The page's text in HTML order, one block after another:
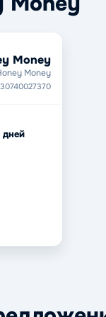
Money
Money
дней